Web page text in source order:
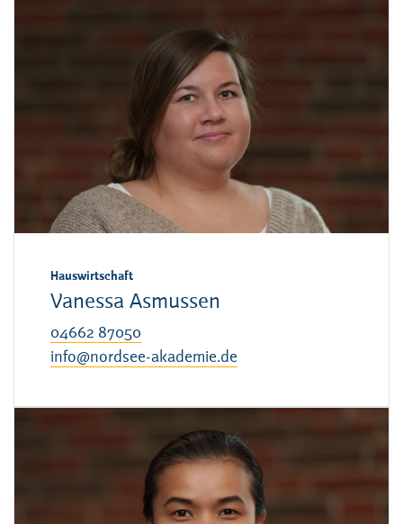
Hauswirtschaft
Vanessa Asmussen
04662 87050
info@nordsee-akademie.de